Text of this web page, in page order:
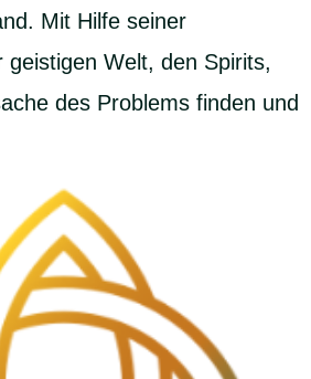
Mit Hilfe seiner
geistigen Welt, den Spirits,
des Problems finden und